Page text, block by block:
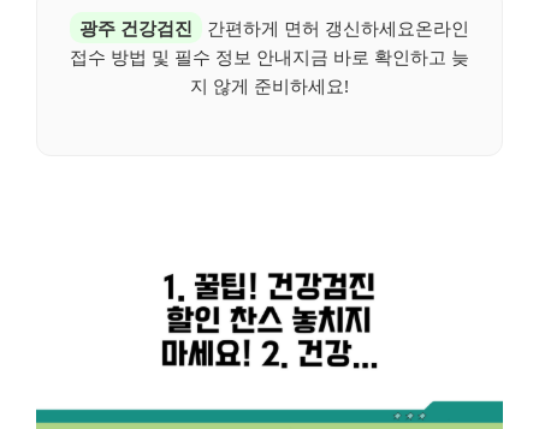
광주 건강검진
간편하게 면허 갱신하세요온라인
접수 방법 및 필수 정보 안내지금 바로 확인하고 늦
지 않게 준비하세요!